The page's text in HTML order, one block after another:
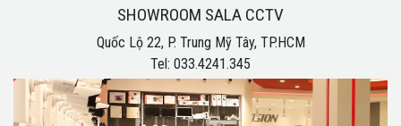
SHOWROOM SALA CCTV
Quốc Lộ 22, P. Trung Mỹ Tây, TP.HCM
Tel: 033.4241.345